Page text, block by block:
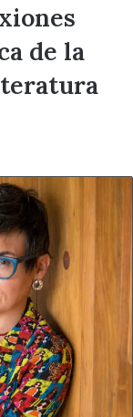
de la